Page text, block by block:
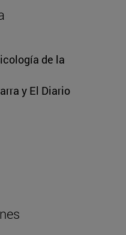
de la
y El Diario